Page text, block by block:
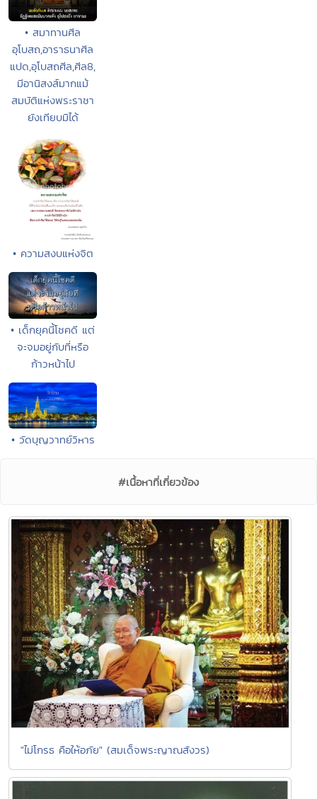
• สมาทานศีล
อุโบสถ,อาราธนาศีล
แปด,อุโบสถศีล,ศีล8,
มีอานิสงส์มากแม้
สมบัติแห่งพระราชา
ยังเทียบมิได้
• ความสงบแห่งจิต
• เด็กยุคนี้โชคดี แต่
จะจมอยู่กับที่หรือ
ก้าวหน้าไป
• วัดบุญวาทย์วิหาร
#เนื้อหาที่เกี่ยวข้อง
"ไม่โกรธ คือให้อภัย" (สมเด็จพระญาณสังวร)